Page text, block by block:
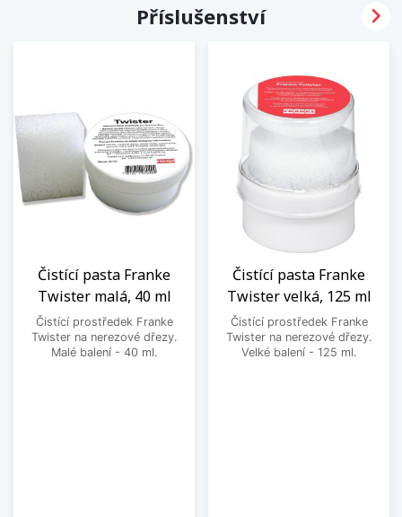
Příslušenství
Čistící pasta Franke
Twister malá, 40 ml
Čistící prostředek Franke
Twister na nerezové dřezy.
Malé balení - 40 ml.
Čistící pasta Franke
Twister velká, 125 ml
Čistící prostředek Franke
Twister na nerezové dřezy.
Velké balení - 125 ml.
